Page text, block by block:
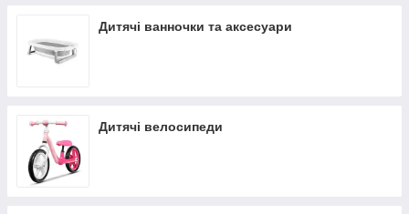
Дитячі ванночки та аксесуари
Дитячі велосипеди